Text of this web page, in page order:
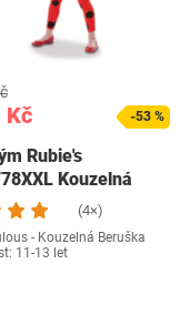
Kč -53 %
Rubie's
Kouzelná
(4×)
- Kouzelná Beruška
11-13 let